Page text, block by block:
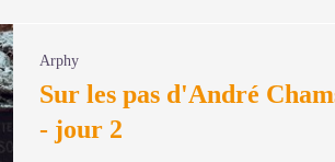
Arphy
Sur les pas d'André
- jour 2